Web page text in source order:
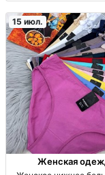
15 июл.
Женская